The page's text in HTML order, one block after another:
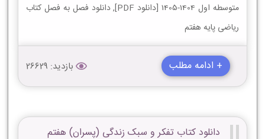
متوسطه اول 1404-1405 [دانلود PDF], دانلود فصل به فصل کتاب
ریاضی پایه هفتم
+ ادامه مطلب بازدید: 26629
دانلود کتاب تفکر و سبک زندگی (پسران) هفتم